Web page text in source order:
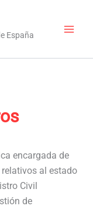
España
encargada de
al estado
Civil
de